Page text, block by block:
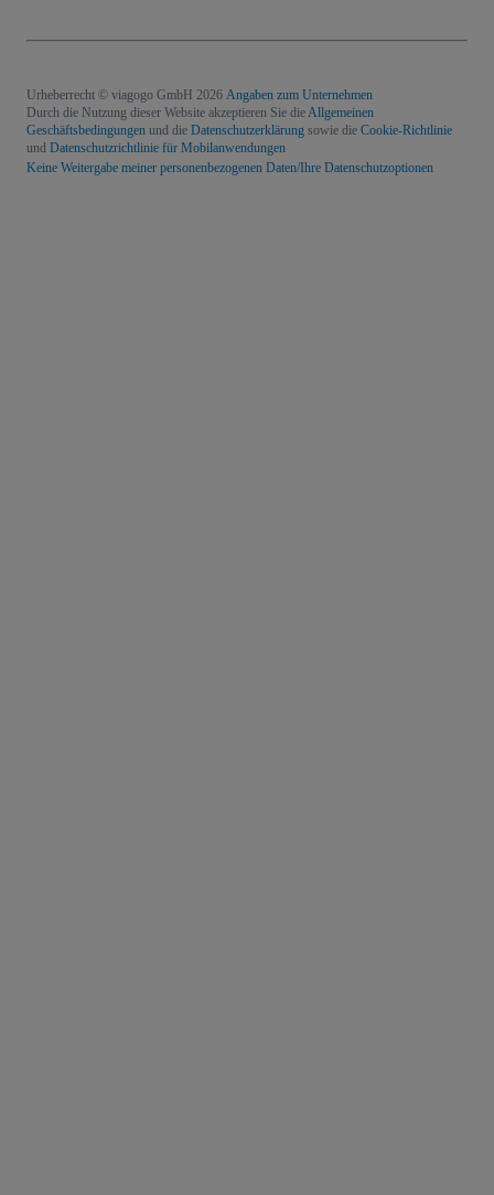
Urheberrecht © viagogo GmbH 2026 Angaben zum Unternehmen
Durch die Nutzung dieser Website akzeptieren Sie dieAllgemeinen
Geschäftsbedingungen und die Datenschutzerklärung sowie die Cookie-Richtlinie
und Datenschutzrichtlinie für Mobilanwendungen
Keine Weitergabe meiner personenbezogenen Daten/Ihre Datenschutzoptionen